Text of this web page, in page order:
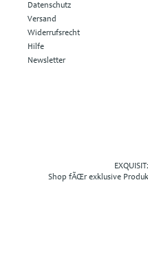
Datenschutz
Versand
Widerrufsrecht
Hilfe
Newsletter
Shop fÃŒr exklusive